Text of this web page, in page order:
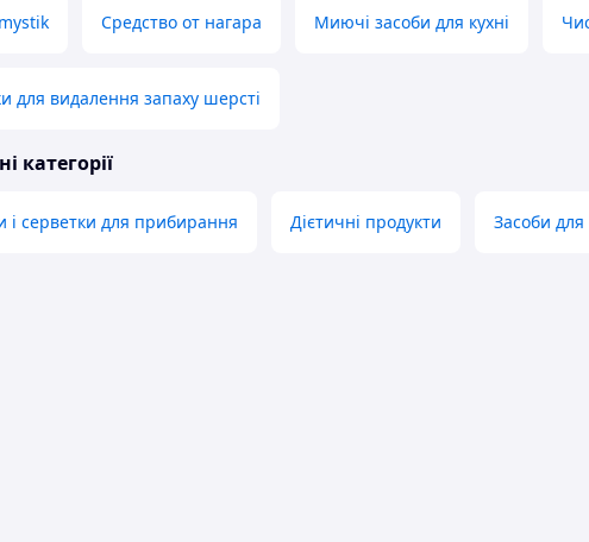
Средство от нагара Миючі засоби для кухні
для видалення запаху шерсті
категорії
і серветки для прибирання Дієтичні продукти Засоби для